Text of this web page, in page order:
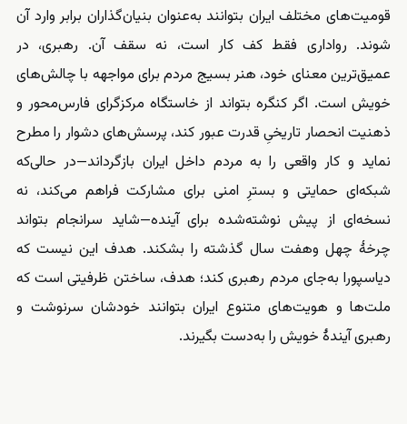
قومیت‌های مختلف ایران بتوانند به‌عنوان بنیان‌گذاران برابر وارد آن
شوند. رواداری فقط کف کار است، نه سقف آن. رهبری، در
عمیق‌ترین معنای خود، هنر بسیج مردم برای مواجهه با چالش‌های
خویش است. اگر کنگره بتواند از خاستگاه مرکزگرای فارس‌محور و
ذهنیت انحصار تاریخیِ قدرت عبور کند، پرسش‌های دشوار را مطرح
نماید و کار واقعی را به مردم داخل ایران بازگرداند—در حالی‌که
شبکه‌ای حمایتی و بسترِ امنی برای مشارکت فراهم می‌کند، نه
نسخه‌ای از پیش نوشته‌شده برای آینده—شاید سرانجام بتواند
چرخهٔ چهل ‌وهفت سال گذشته را بشکند. هدف این نیست که
دیاسپورا به‌جای مردم رهبری کند؛ هدف، ساختن ظرفیتی است که
ملت‌ها و هویت‌های متنوع ایران بتوانند خودشان سرنوشت و
رهبری آیندهٔ خویش را به‌دست بگیرند.